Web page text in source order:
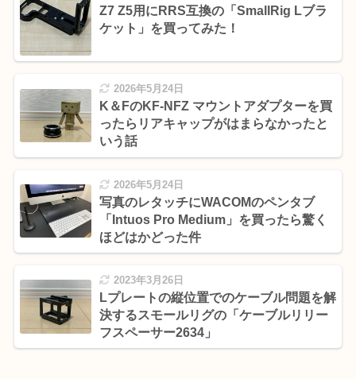
Z7 Z5用にRRS互換の「SmallRig Lブラ
ケット」を買ってみた！
2026年5月24日
K＆FのKF-NFZ マウントアダプターを買
ったらリアキャップがはまらなかったと
いう話
2026年5月24日
写真のレタッチにWACOMのペンタブ
「Intuos Pro Medium」を買ったら驚く
ほどはかどった件
2023年3月26日
Lプレートの縦位置でのケーブル問題を解
決するスモールリグの「ケーブルリリー
フスペーサー2634」